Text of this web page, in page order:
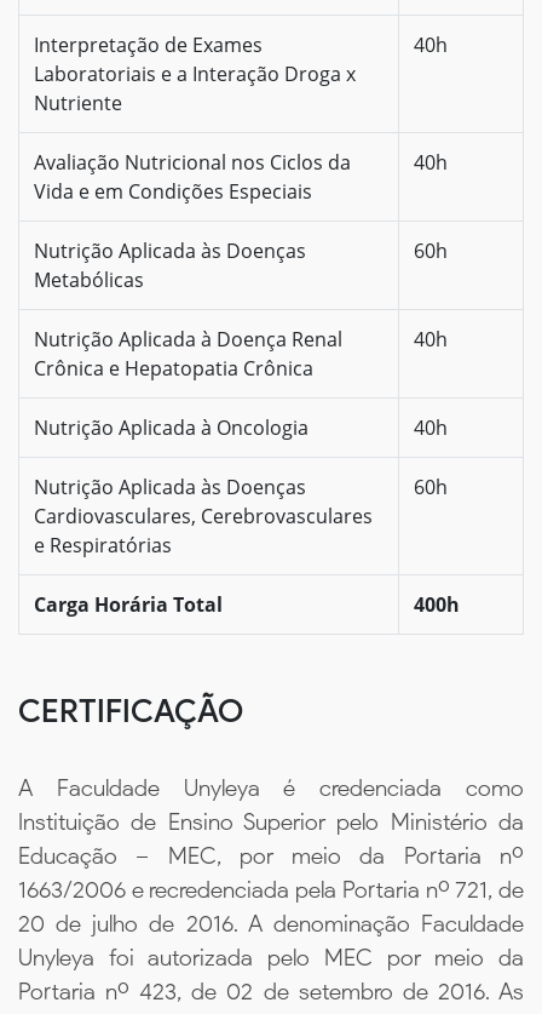
Interpretação de Exames
Laboratoriais e a Interação Droga x
Nutriente
40h
Avaliação Nutricional nos Ciclos da
Vida e em Condições Especiais
40h
Nutrição Aplicada às Doenças
Metabólicas
60h
Nutrição Aplicada à Doença Renal
Crônica e Hepatopatia Crônica
40h
Nutrição Aplicada à Oncologia 40h
Nutrição Aplicada às Doenças
Cardiovasculares, Cerebrovasculares
e Respiratórias
60h
Carga Horária Total 400h
CERTIFICAÇÃO
A Faculdade Unyleya é credenciada como
Instituição de Ensino Superior pelo Ministério da
Educação – MEC, por meio da Portaria nº
1663/2006 e recredenciada pela Portaria nº 721, de
20 de julho de 2016. A denominação Faculdade
Unyleya foi autorizada pelo MEC por meio da
Portaria nº 423, de 02 de setembro de 2016. As